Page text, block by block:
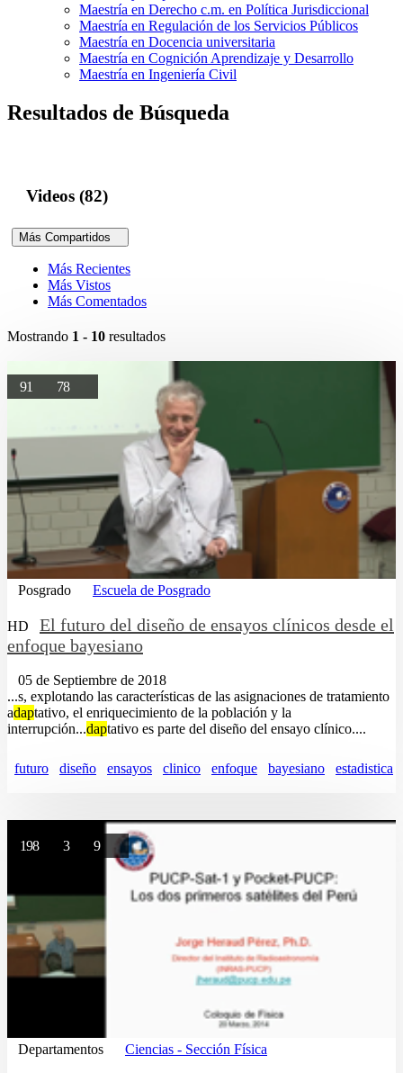
Maestría en Derecho c.m. en Política Jurisdiccional
Maestría en Regulación de los Servicios Públicos
Maestría en Docencia universitaria
Maestría en Cognición Aprendizaje y Desarrollo
Maestría en Ingeniería Civil
Resultados de Búsqueda
Videos (82)
Más Compartidos
Más Recientes
Más Vistos
Más Comentados
Mostrando 1 - 10 resultados
91 78
Posgrado Escuela de Posgrado
HD
El futuro del diseño de ensayos clínicos desde el
enfoque bayesiano
05 de Septiembre de 2018
...s, explotando las características de las asignaciones de tratamiento
adaptativo, el enriquecimiento de la población y la
interrupción...daptativo es parte del diseño del ensayo clínico....
futuro diseño ensayos clinico enfoque bayesiano estadistica
198 3 9
Departamentos Ciencias - Sección Física